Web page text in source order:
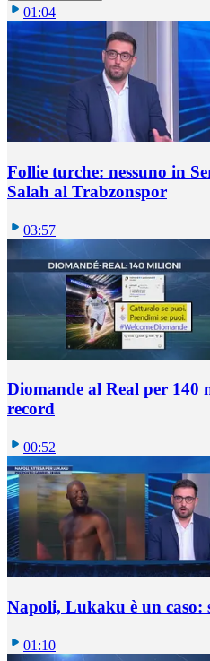
01:04
Follie turche: nessuno in
Salah al Trabzonspor
03:57
Diomande al Real per 140
record
00:52
Napoli, Lukaku è un caso:
01:10